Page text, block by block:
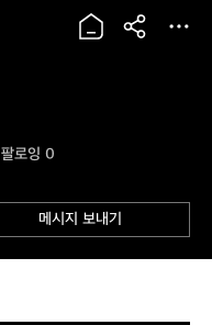
팔로잉 0
메시지 보내기